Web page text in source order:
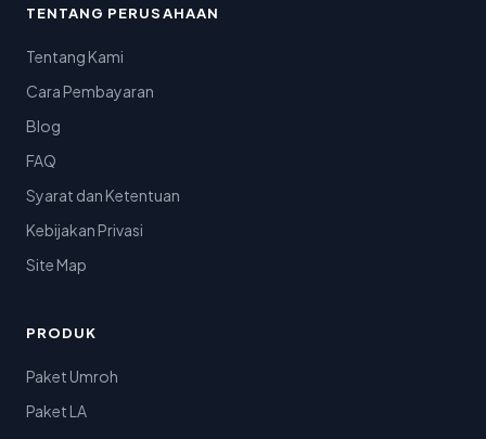
TENTANG PERUSAHAAN
Tentang Kami
Cara Pembayaran
Blog
FAQ
Syarat dan Ketentuan
Kebijakan Privasi
Site Map
PRODUK
Paket Umroh
Paket LA